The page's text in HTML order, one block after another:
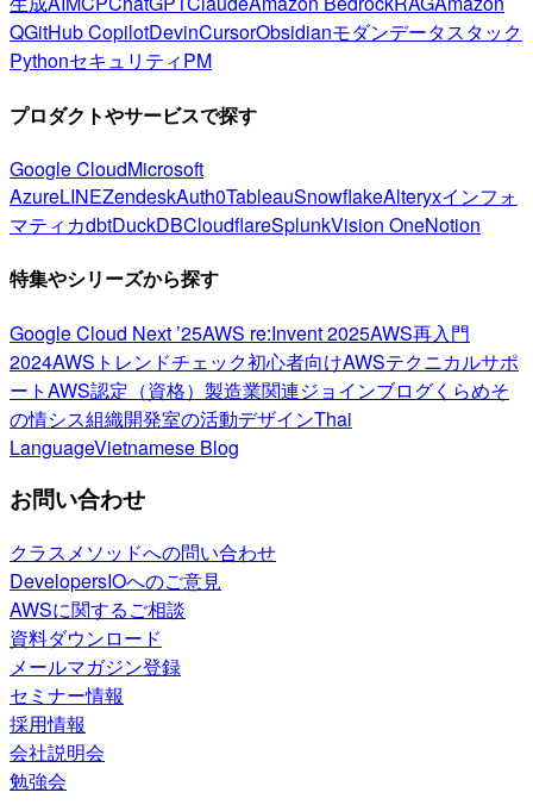
QGitHub CopilotDevinCursorObsidianモダンデータスタック
PythonセキュリティPM
プロダクトやサービスで探す
Google CloudMicrosoft
AzureLINEZendeskAuth0TableauSnowflakeAlteryxインフォ
マティカdbtDuckDBCloudflareSplunkVision OneNotion
特集やシリーズから探す
Google Cloud Next ’25AWS re:Invent 2025AWS再入門
2024AWSトレンドチェック初心者向けAWSテクニカルサポ
ートAWS認定（資格） 製造業関連ジョインブログくらめそ
の情シス組織開発室の活動デザインThai
LanguageVietnamese Blog
お問い合わせ
クラスメソッドへの問い合わせ
DevelopersIOへのご意見
AWSに関するご相談
資料ダウンロード
メールマガジン登録
セミナー情報
採用情報
会社説明会
勉強会